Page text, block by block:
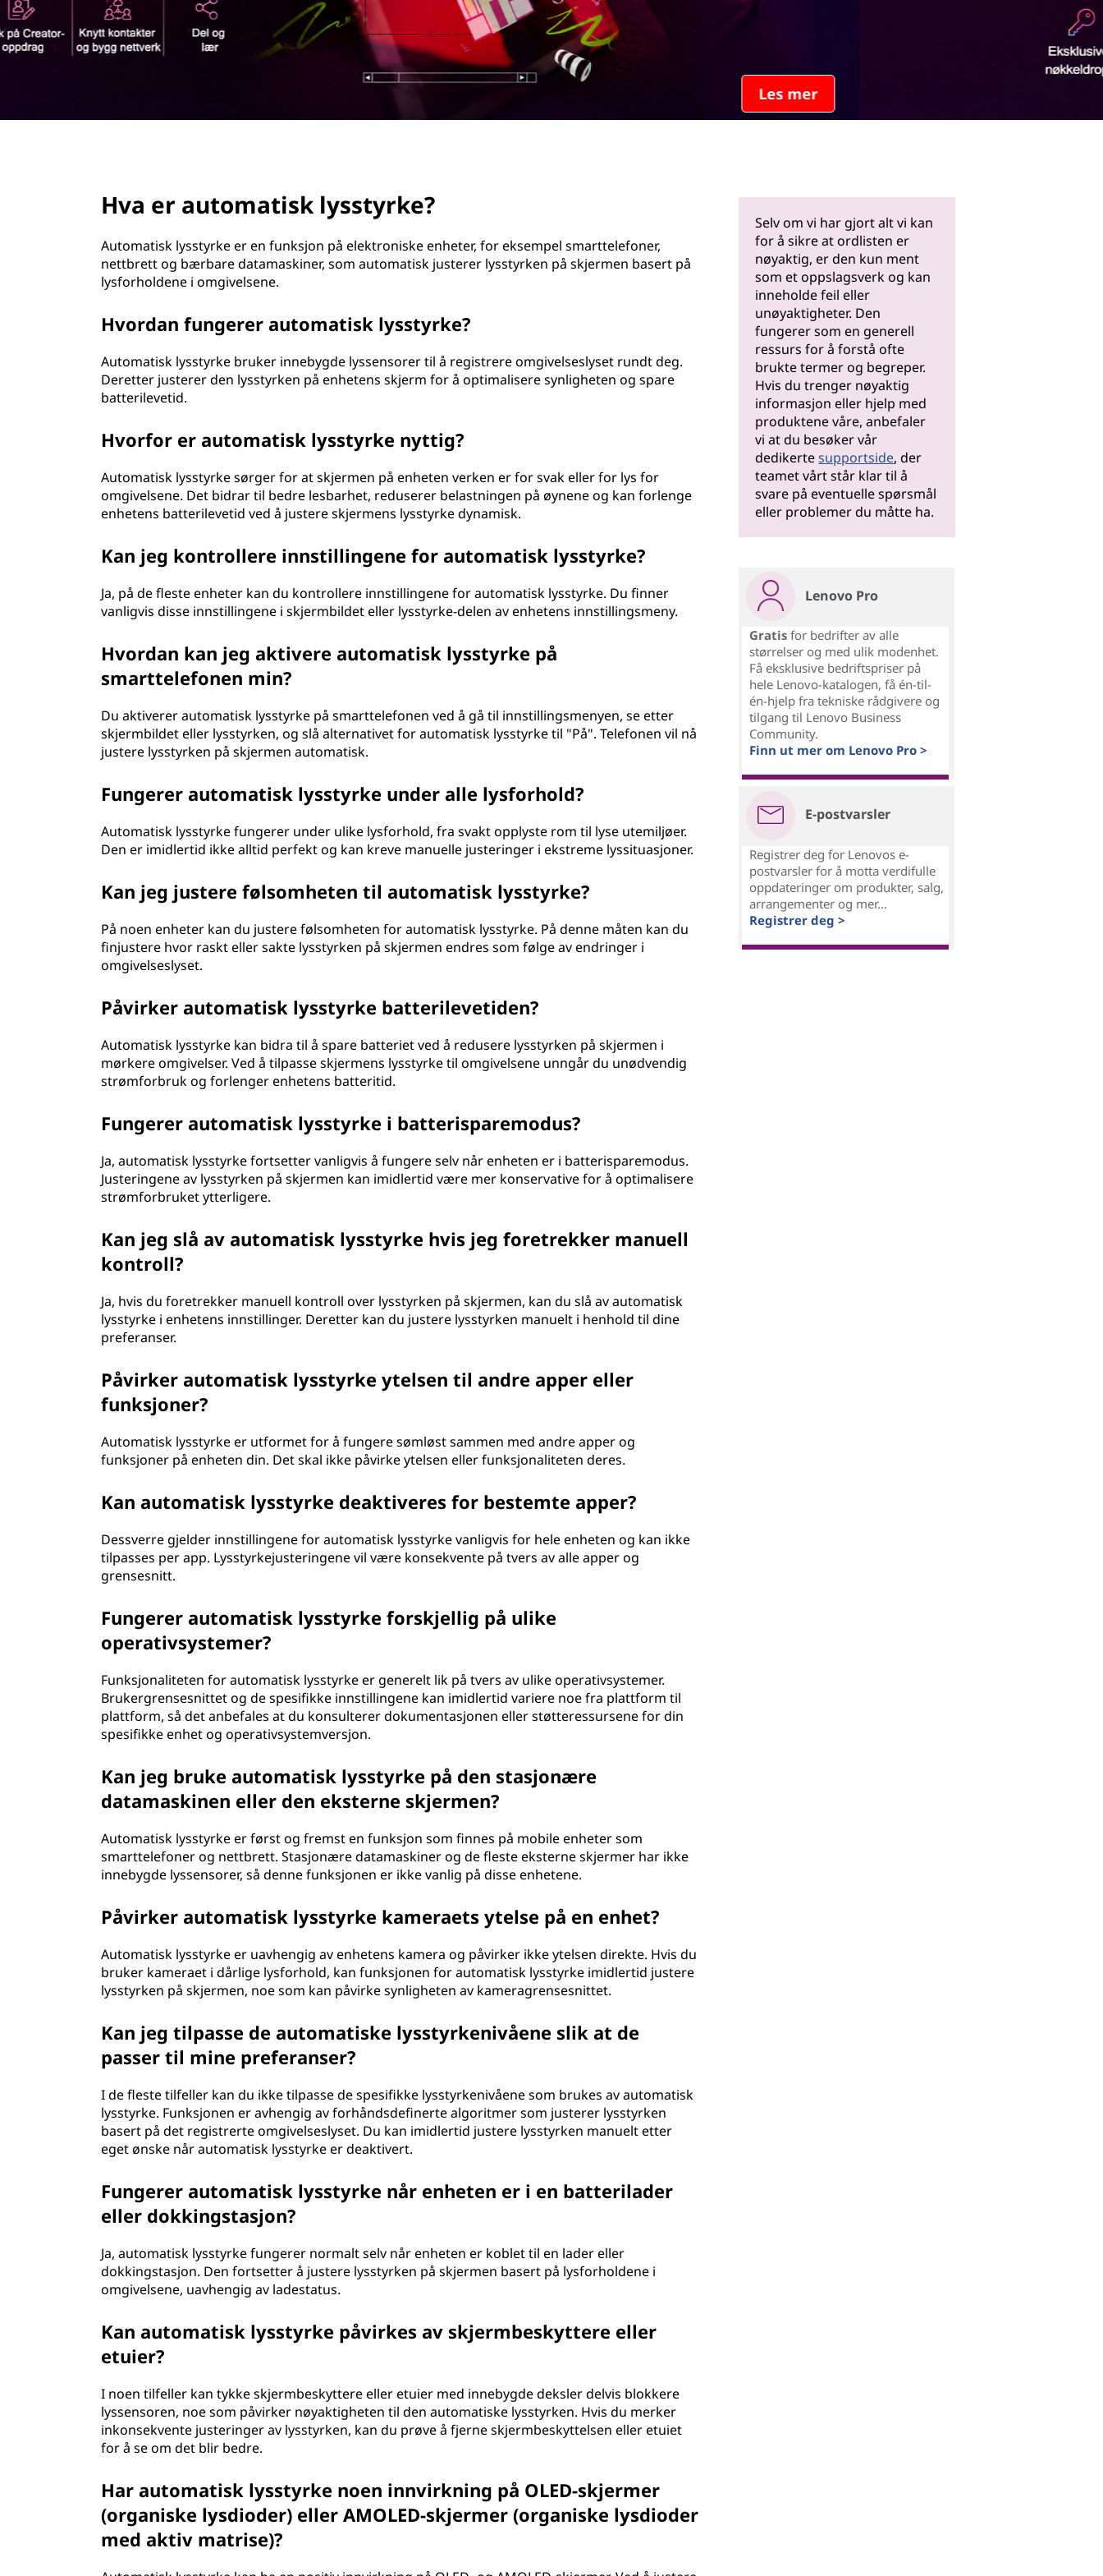
d
Hva er automatisk lysstyrke?
Automatisk lysstyrke er en funksjon på elektroniske enheter, for eksempel smarttelefoner,
nettbrett og bærbare datamaskiner, som automatisk justerer lysstyrken på skjermen basert på
lysforholdene i omgivelsene.
Hvordan fungerer automatisk lysstyrke?
Automatisk lysstyrke bruker innebygde lyssensorer til å registrere omgivelseslyset rundt deg.
Deretter justerer den lysstyrken på enhetens skjerm for å optimalisere synligheten og spare
batterilevetid.
Hvorfor er automatisk lysstyrke nyttig?
Automatisk lysstyrke sørger for at skjermen på enheten verken er for svak eller for lys for
omgivelsene. Det bidrar til bedre lesbarhet, reduserer belastningen på øynene og kan forlenge
enhetens batterilevetid ved å justere skjermens lysstyrke dynamisk.
Kan jeg kontrollere innstillingene for automatisk lysstyrke?
Ja, på de fleste enheter kan du kontrollere innstillingene for automatisk lysstyrke. Du finner
vanligvis disse innstillingene i skjermbildet eller lysstyrke-delen av enhetens innstillingsmeny.
Hvordan kan jeg aktivere automatisk lysstyrke på
smarttelefonen min?
Du aktiverer automatisk lysstyrke på smarttelefonen ved å gå til innstillingsmenyen, se etter
skjermbildet eller lysstyrken, og slå alternativet for automatisk lysstyrke til "På". Telefonen vil nå
justere lysstyrken på skjermen automatisk.
Fungerer automatisk lysstyrke under alle lysforhold?
Automatisk lysstyrke fungerer under ulike lysforhold, fra svakt opplyste rom til lyse utemiljøer.
Den er imidlertid ikke alltid perfekt og kan kreve manuelle justeringer i ekstreme lyssituasjoner.
Kan jeg justere følsomheten til automatisk lysstyrke?
På noen enheter kan du justere følsomheten for automatisk lysstyrke. På denne måten kan du
finjustere hvor raskt eller sakte lysstyrken på skjermen endres som følge av endringer i
omgivelseslyset.
Påvirker automatisk lysstyrke batterilevetiden?
Automatisk lysstyrke kan bidra til å spare batteriet ved å redusere lysstyrken på skjermen i
mørkere omgivelser. Ved å tilpasse skjermens lysstyrke til omgivelsene unngår du unødvendig
strømforbruk og forlenger enhetens batteritid.
Fungerer automatisk lysstyrke i batterisparemodus?
Ja, automatisk lysstyrke fortsetter vanligvis å fungere selv når enheten er i batterisparemodus.
Justeringene av lysstyrken på skjermen kan imidlertid være mer konservative for å optimalisere
strømforbruket ytterligere.
Kan jeg slå av automatisk lysstyrke hvis jeg foretrekker manuell
kontroll?
Ja, hvis du foretrekker manuell kontroll over lysstyrken på skjermen, kan du slå av automatisk
lysstyrke i enhetens innstillinger. Deretter kan du justere lysstyrken manuelt i henhold til dine
preferanser.
Påvirker automatisk lysstyrke ytelsen til andre apper eller
funksjoner?
Automatisk lysstyrke er utformet for å fungere sømløst sammen med andre apper og
funksjoner på enheten din. Det skal ikke påvirke ytelsen eller funksjonaliteten deres.
Kan automatisk lysstyrke deaktiveres for bestemte apper?
Dessverre gjelder innstillingene for automatisk lysstyrke vanligvis for hele enheten og kan ikke
tilpasses per app. Lysstyrkejusteringene vil være konsekvente på tvers av alle apper og
grensesnitt.
Fungerer automatisk lysstyrke forskjellig på ulike
operativsystemer?
Funksjonaliteten for automatisk lysstyrke er generelt lik på tvers av ulike operativsystemer.
Brukergrensesnittet og de spesifikke innstillingene kan imidlertid variere noe fra plattform til
plattform, så det anbefales at du konsulterer dokumentasjonen eller støtteressursene for din
spesifikke enhet og operativsystemversjon.
Kan jeg bruke automatisk lysstyrke på den stasjonære
datamaskinen eller den eksterne skjermen?
Automatisk lysstyrke er først og fremst en funksjon som finnes på mobile enheter som
smarttelefoner og nettbrett. Stasjonære datamaskiner og de fleste eksterne skjermer har ikke
innebygde lyssensorer, så denne funksjonen er ikke vanlig på disse enhetene.
Påvirker automatisk lysstyrke kameraets ytelse på en enhet?
Automatisk lysstyrke er uavhengig av enhetens kamera og påvirker ikke ytelsen direkte. Hvis du
bruker kameraet i dårlige lysforhold, kan funksjonen for automatisk lysstyrke imidlertid justere
lysstyrken på skjermen, noe som kan påvirke synligheten av kameragrensesnittet.
Kan jeg tilpasse de automatiske lysstyrkenivåene slik at de
passer til mine preferanser?
I de fleste tilfeller kan du ikke tilpasse de spesifikke lysstyrkenivåene som brukes av automatisk
lysstyrke. Funksjonen er avhengig av forhåndsdefinerte algoritmer som justerer lysstyrken
basert på det registrerte omgivelseslyset. Du kan imidlertid justere lysstyrken manuelt etter
eget ønske når automatisk lysstyrke er deaktivert.
Fungerer automatisk lysstyrke når enheten er i en batterilader
eller dokkingstasjon?
Ja, automatisk lysstyrke fungerer normalt selv når enheten er koblet til en lader eller
dokkingstasjon. Den fortsetter å justere lysstyrken på skjermen basert på lysforholdene i
omgivelsene, uavhengig av ladestatus.
Kan automatisk lysstyrke påvirkes av skjermbeskyttere eller
etuier?
I noen tilfeller kan tykke skjermbeskyttere eller etuier med innebygde deksler delvis blokkere
lyssensoren, noe som påvirker nøyaktigheten til den automatiske lysstyrken. Hvis du merker
inkonsekvente justeringer av lysstyrken, kan du prøve å fjerne skjermbeskyttelsen eller etuiet
for å se om det blir bedre.
Har automatisk lysstyrke noen innvirkning på OLED-skjermer
(organiske lysdioder) eller AMOLED-skjermer (organiske lysdioder
med aktiv matrise)?
Selv om vi har gjort alt vi kan
for å sikre at ordlisten er
nøyaktig, er den kun ment
som et oppslagsverk og kan
inneholde feil eller
unøyaktigheter. Den
fungerer som en generell
ressurs for å forstå ofte
brukte termer og begreper.
Hvis du trenger nøyaktig
informasjon eller hjelp med
produktene våre, anbefaler
vi at du besøker vår
dedikertesupportside, der
teamet vårt står klar til å
svare på eventuelle spørsmål
eller problemer du måtte ha.
Lenovo Pro
Gratis for bedrifter av alle
størrelser og med ulik modenhet.
Få eksklusive bedriftspriser på
hele Lenovo-katalogen, få én-til-
én-hjelp fra tekniske rådgivere og
tilgang til Lenovo Business
Community.
Finn ut mer om Lenovo Pro >
E-postvarsler
Registrer deg for Lenovos e-
postvarsler for å motta verdifulle
oppdateringer om produkter, salg,
arrangementer og mer...
Registrer deg >